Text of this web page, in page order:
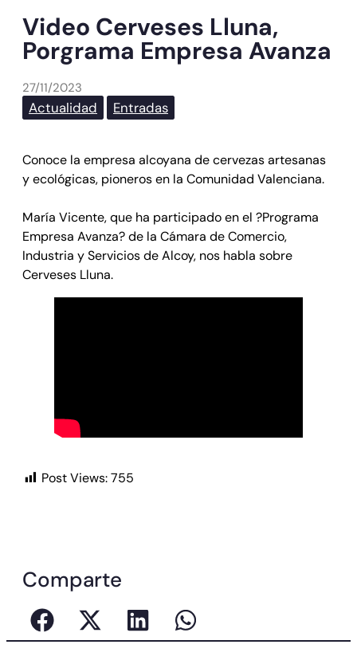
Video Cerveses Lluna,
Porgrama Empresa Avanza
27/11/2023
Actualidad Entradas
Conoce la empresa alcoyana de cervezas artesanas
y ecológicas, pioneros en la Comunidad Valenciana.
María Vicente, que ha participado en el ?Programa
Empresa Avanza? de la Cámara de Comercio,
Industria y Servicios de Alcoy, nos habla sobre
Cerveses Lluna.
Post Views:755
Comparte